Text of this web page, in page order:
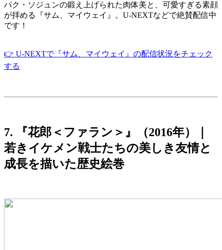
パク・ソジュンの鍛え上げられた肉体美と、可愛すぎる素顔
が拝める『サム、マイウェイ』。U-NEXTなどで絶賛配信中
です！
👉 U-NEXTで『サム、マイウェイ』の配信状況をチェック
する
7. 『花郎＜ファラン＞』（2016年）｜
若きイケメン戦士たちの美しき友情と
成長を描いた歴史絵巻